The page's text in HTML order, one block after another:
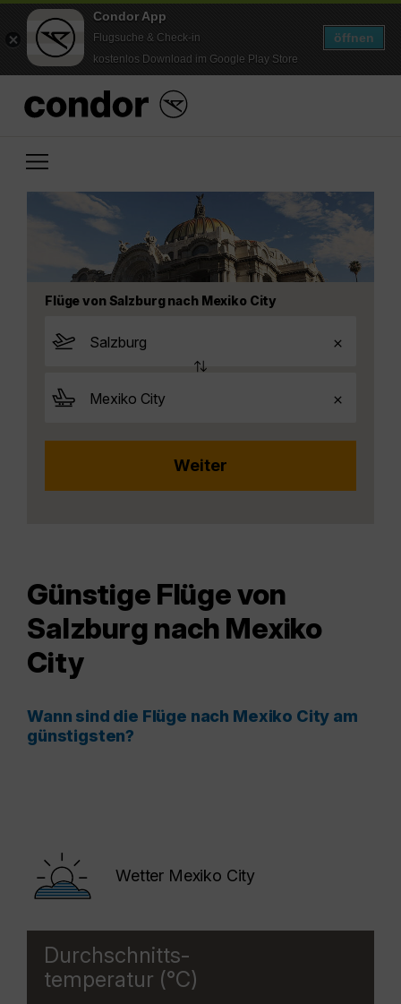
Condor App
Flugsuche & Check-in
kostenlos Download im Google Play Store
öffnen
Flüge von Salzburg nach Mexiko City
Günstige Flüge von
Salzburg nach Mexiko
City
Wann sind die Flüge nach Mexiko City am
günstigsten?
Wetter Mexiko City
Durchschnitts-
temperatur (°C)